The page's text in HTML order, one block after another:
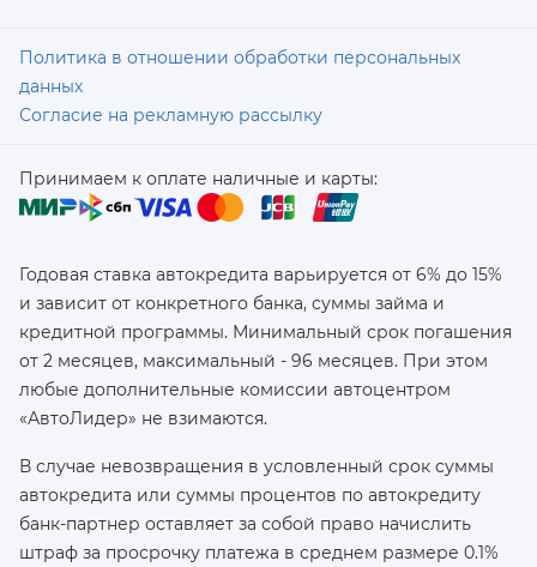
Политика в отношении обработки персональных
данных
Согласие на рекламную рассылку
Принимаем к оплате наличные и карты:
Годовая ставка автокредита варьируется от 6% до 15%
и зависит от конкретного банка, суммы займа и
кредитной программы. Минимальный срок погашения
от 2 месяцев, максимальный - 96 месяцев. При этом
любые дополнительные комиссии автоцентром
«АвтоЛидер» не взимаются.
В случае невозвращения в условленный срок суммы
автокредита или суммы процентов по автокредиту
банк-партнер оставляет за собой право начислить
штраф за просрочку платежа в среднем размере 0.1%